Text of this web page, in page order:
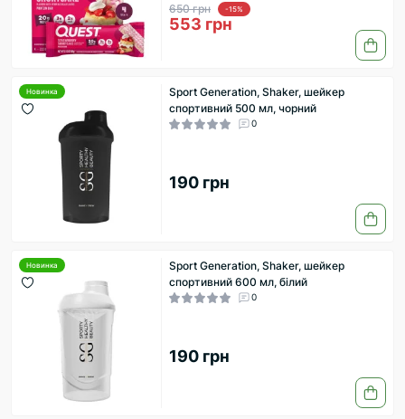
650 грн -15%
553 грн
Новинка
Sport Generation, Shaker, шейкер
спортивний 500 мл, чорний
0
190 грн
Новинка
Sport Generation, Shaker, шейкер
спортивний 600 мл, білий
0
190 грн